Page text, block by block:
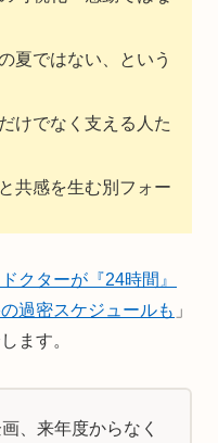
夏ではない、という
けでなく支える人た
共感を生む別フォー
クターが『24時間』
過密スケジュールも 」
ます。
、来年度からなく